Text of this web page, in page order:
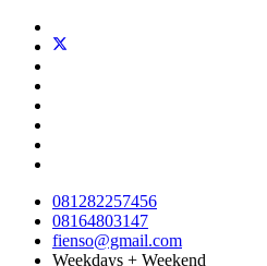
081282257456
08164803147
fienso@gmail.com
Weekdays + Weekend